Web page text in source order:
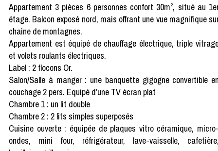
Appartement 3 pièces 6 personnes confort 30m², situé au
étage. Balcon exposé nord, mais offrant une vue magnifique
chaine de montagnes.
Appartement est équipé de chauffage électrique, triple
et volets roulants électriques.
Label : 2 flocons Or.
Salon/Salle à manger : une banquette gigogne convertible
couchage 2 pers. Equipé d'une TV écran plat
Chambre 1 : un lit double
Chambre 2 : 2 lits simples superposés
Cuisine ouverte : équipée de plaques vitro céramique,
ondes, mini four, réfrigérateur, lave-vaisselle,